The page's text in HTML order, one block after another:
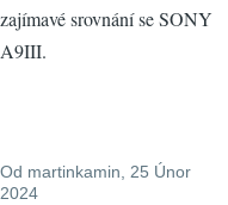
zajímavé srovnání se SONY
A9III.
Od martinkamin , 25 Únor
2024